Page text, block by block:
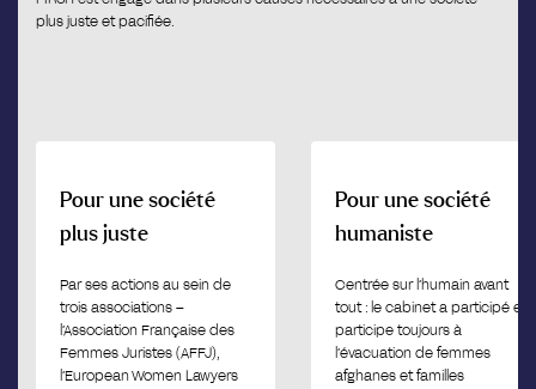
plus juste et pacifiée.
Pour une société
plus juste
Par ses actions au sein de
trois associations –
l’Association Française des
Femmes Juristes (AFFJ),
l’European Women Lawyers
Pour une société
humaniste
Centrée sur l’humain avant
tout : le cabinet a participé et
participe toujours à
l’évacuation de femmes
afghanes et familles